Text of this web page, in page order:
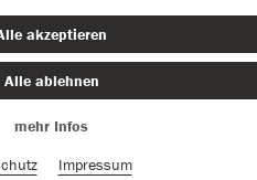
akzeptieren
Alle ablehnen
mehr Infos
Impressum